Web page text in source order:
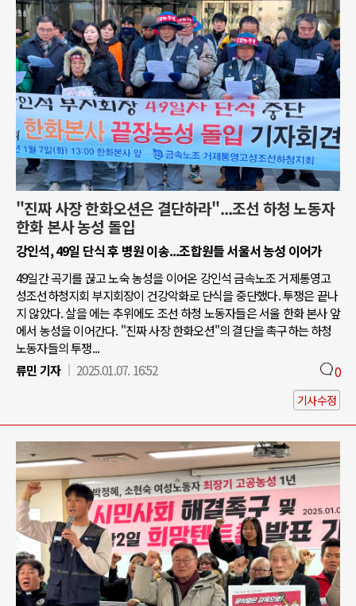
"진짜 사장 한화오션은 결단하라"...조선 하청 노동자
한화 본사 농성 돌입
강인석, 49일 단식 후 병원 이송...조합원들 서울서 농성 이어가
49일간 곡기를 끊고 노숙 농성을 이어온 강인석 금속노조 거제통영고
성조선하청지회 부지회장이 건강악화로 단식을 중단했다. 투쟁은 끝나
지 않았다. 살을 에는 추위에도 조선 하청 노동자들은 서울 한화 본사 앞
에서 농성을 이어간다. "진짜 사장 한화오션"의 결단을 촉구하는 하청
노동자들의 투쟁...
류민 기자
2025.01.07. 16:52 0
기사수정